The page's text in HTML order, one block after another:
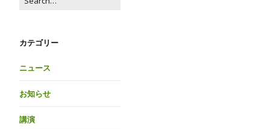
カテゴリー
ニュース
お知らせ
講演